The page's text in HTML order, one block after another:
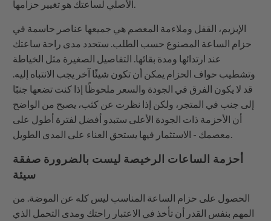
الإبزيم، القفل وملاءمة المعصم هي جميعها عناصر حاسمة في
حزام الساعة المصنوع حسب الطلب. ستحدد مدى راحة ساعتك
عند ارتدائها ومدة بقائها. التفاصيل الصغيرة مثل الخياطة
وتشطيب حواف الحزام يمكن أن تكون شيئًا آخر يجب الانتباه إليه.
قد لا يكون الفرق في الجودة والسعر ملحوظًا إذا كنت تضعها جنبًا
إلى جنب في المتجر، ولكن إذا نظرت عن كثب، يصبح من الواضح
أن الأحزمة ذات الجودة الأعلى ستبدو أفضل لفترة أطول على
أحزمة الساعات الرخيصة ليست بالضرورة صفقة
سيئة
الحصول على حزام الساعة المناسب ليس كله عن الموضة. من
المهم بنفس القدر أن تأخذ في الاعتبار راحتك ومدى التحمل الذي